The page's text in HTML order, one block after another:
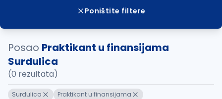
Poništite filtere
Posao Praktikant u finansijama
Surdulica
(0 rezultata)
Surdulica Praktikant u finansijama